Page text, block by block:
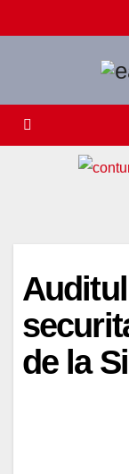
to
de la